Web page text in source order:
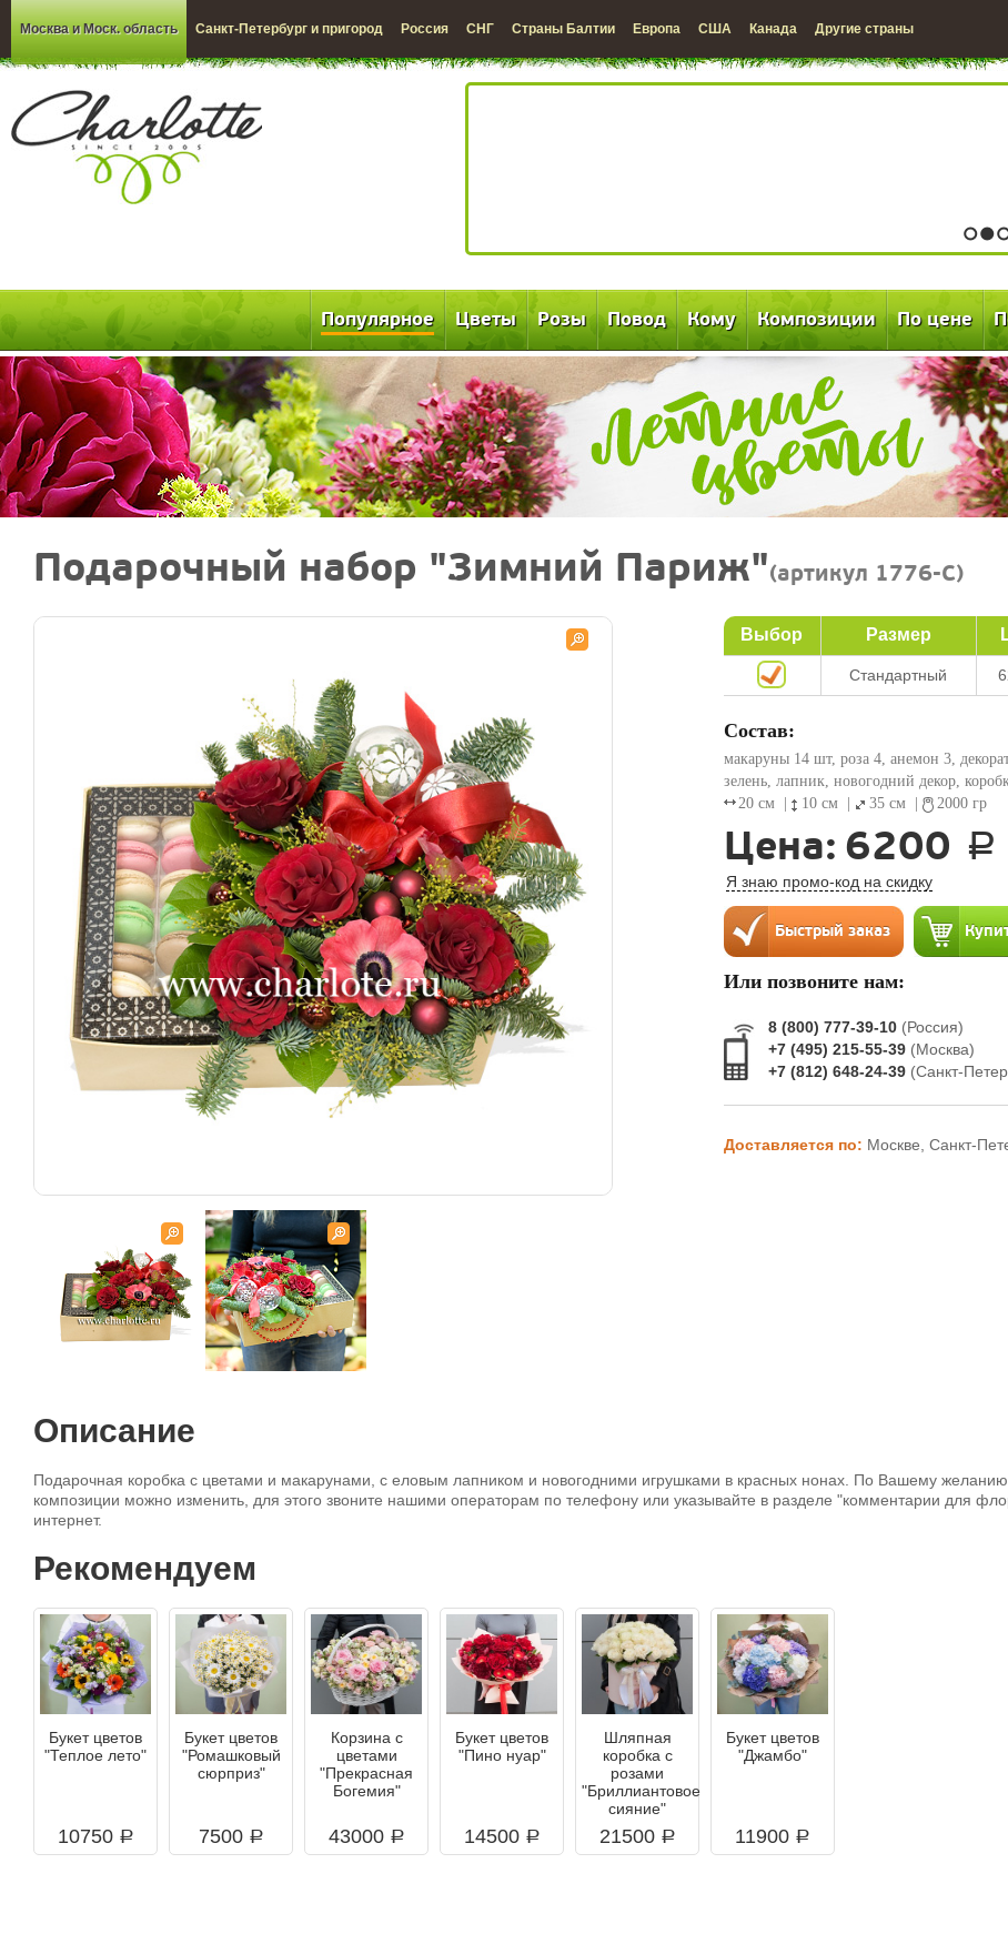
Москва и Моск. область Санкт-Петербург и пригород Россия СНГ Страны Балтии Европа США Канада Другие страны
1 2 3
Популярное Цветы Розы Повод Кому Композиции По цене
Подарочный набор "Зимний Париж"(артикул 1776-C)
Выбор Размер
Стандартный
Состав:
макаруны 14 шт, роза 4, анемон 3,
зелень, лапник, новогодний декор,
20 см
10 см 35 см 2000 гр
Цена: 6200 a
Я знаю промо-код на скидку
Или позвоните нам:
8 (800) 777-39-10 (Россия)
+7 (495) 215-55-39 (Москва)
+7 (812) 648-24-39 (Санкт-
Доставляется по: Москве, Санкт-
Описание
Подарочная коробка с цветами и макарунами, с еловым лапником и новогодними игрушками в красных нонах. По Вашему
композиции можно изменить, для этого звоните нашими операторам по телефону или указывайте в разделе "комментарии для
интернет.
Рекомендуем
Букет цветов
"Теплое лето"
10750 a
Букет цветов
"Ромашковый
сюрприз"
7500 a
Корзина с
цветами
"Прекрасная
Богемия"
43000 a
Букет цветов
"Пино нуар"
14500 a
Шляпная
коробка с
розами
"Бриллиантовое
сияние"
21500 a
Букет цветов
"Джамбо"
11900 a